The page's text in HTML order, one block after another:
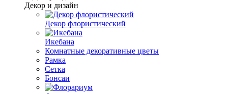
Декор и дизайн
Декор флористический
Икебана
Комнатные декоративные цветы
Рамка
Сетка
Бонсаи